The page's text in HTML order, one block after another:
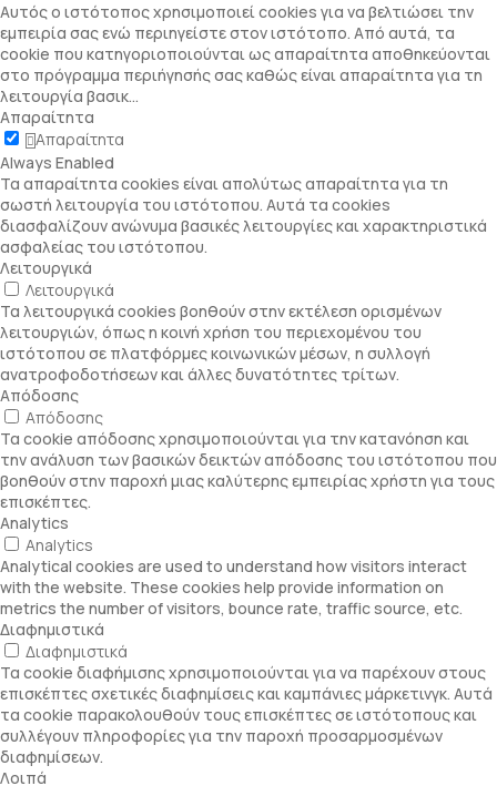
Αυτός ο ιστότοπος χρησιμοποιεί cookies για να βελτιώσει την
εμπειρία σας ενώ περιηγείστε στον ιστότοπο. Από αυτά, τα
cookie που κατηγοριοποιούνται ως απαραίτητα αποθηκεύονται
στο πρόγραμμα περιήγησής σας καθώς είναι απαραίτητα για τη
λειτουργία βασικ...
Απαραίτητα
Απαραίτητα
Always Enabled
Τα απαραίτητα cookies είναι απολύτως απαραίτητα για τη
σωστή λειτουργία του ιστότοπου. Αυτά τα cookies
διασφαλίζουν ανώνυμα βασικές λειτουργίες και χαρακτηριστικά
ασφαλείας του ιστότοπου.
Λειτουργικά
Λειτουργικά
Τα λειτουργικά cookies βοηθούν στην εκτέλεση ορισμένων
λειτουργιών, όπως η κοινή χρήση του περιεχομένου του
ιστότοπου σε πλατφόρμες κοινωνικών μέσων, η συλλογή
ανατροφοδοτήσεων και άλλες δυνατότητες τρίτων.
Απόδοσης
Απόδοσης
Τα cookie απόδοσης χρησιμοποιούνται για την κατανόηση και
την ανάλυση των βασικών δεικτών απόδοσης του ιστότοπου που
βοηθούν στην παροχή μιας καλύτερης εμπειρίας χρήστη για τους
επισκέπτες.
Analytics
Analytics
Analytical cookies are used to understand how visitors interact
with the website. These cookies help provide information on
metrics the number of visitors, bounce rate, traffic source, etc.
Διαφημιστικά
Διαφημιστικά
Τα cookie διαφήμισης χρησιμοποιούνται για να παρέχουν στους
επισκέπτες σχετικές διαφημίσεις και καμπάνιες μάρκετινγκ. Αυτά
τα cookie παρακολουθούν τους επισκέπτες σε ιστότοπους και
συλλέγουν πληροφορίες για την παροχή προσαρμοσμένων
διαφημίσεων.
Λοιπά